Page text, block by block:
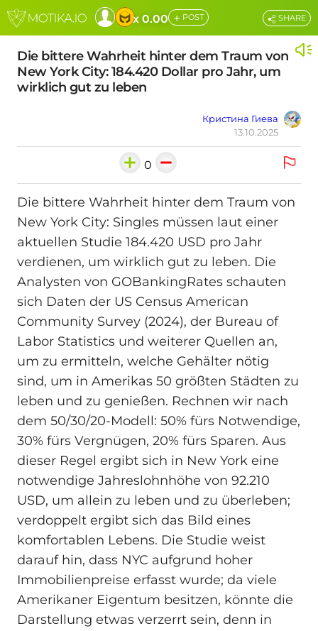
x 0.00 + POST
Die bittere Wahrheit hinter dem Traum von
New York City: 184.420 Dollar pro Jahr, um
wirklich gut zu leben
Кристина Гиева
13.10.2025
SHARE
0
Die bittere Wahrheit hinter dem Traum von
New York City: Singles müssen laut einer
aktuellen Studie 184.420 USD pro Jahr
verdienen, um wirklich gut zu leben. Die
Analysten von GOBankingRates schauten
sich Daten der US Census American
Community Survey (2024), der Bureau of
Labor Statistics und weiterer Quellen an,
um zu ermitteln, welche Gehälter nötig
sind, um in Amerikas 50 größten Städten zu
leben und zu genießen. Rechnen wir nach
dem 50/30/20-Modell: 50% fürs Notwendige,
30% fürs Vergnügen, 20% fürs Sparen. Aus
dieser Regel ergibt sich in New York eine
notwendige Jahreslohnhöhe von 92.210
USD, um allein zu leben und zu überleben;
verdoppelt ergibt sich das Bild eines
komfortablen Lebens. Die Studie weist
darauf hin, dass NYC aufgrund hoher
Immobilienpreise erfasst wurde; da viele
Amerikaner Eigentum besitzen, könnte die
Darstellung etwas verzerrt sein, denn in